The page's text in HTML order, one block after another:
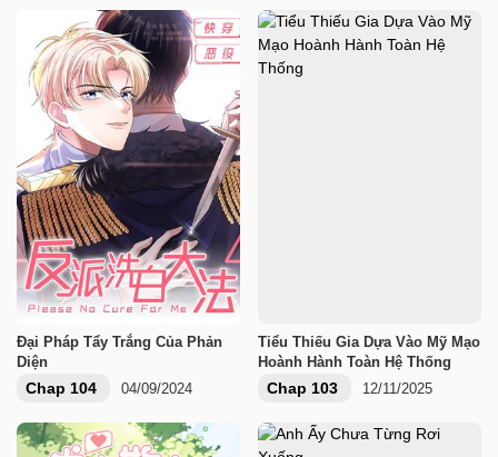
Đại Pháp Tẩy Trắng Của Phản
Diện
Chap 104 04/09/2024
Tiểu Thiếu Gia Dựa Vào Mỹ Mạo
Hoành Hành Toàn Hệ Thống
Chap 103 12/11/2025